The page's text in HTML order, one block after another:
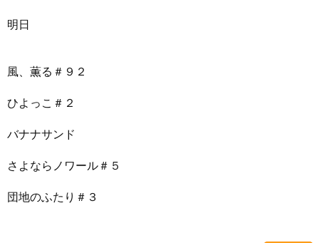
明日
風、薫る＃９２
ひよっこ＃２
バナナサンド
さよならノワール＃５
団地のふたり＃３